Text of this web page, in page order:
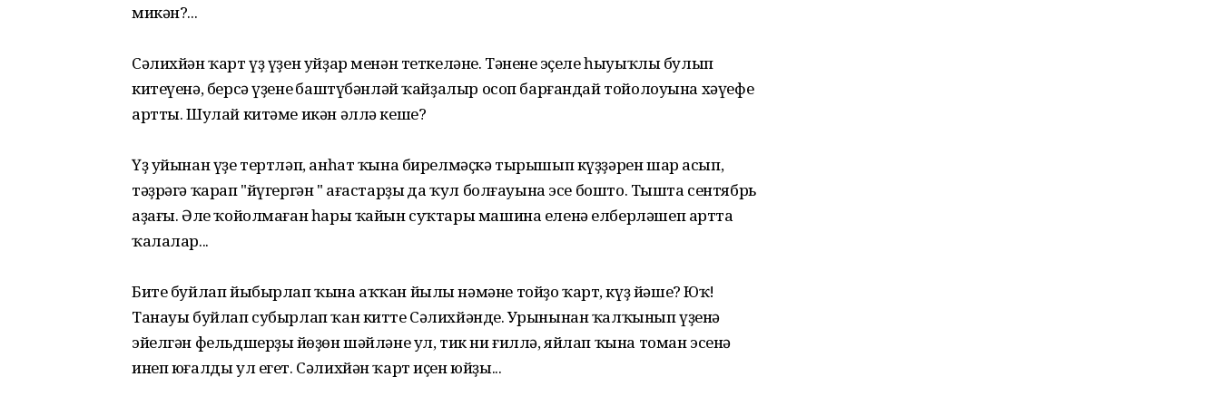
микән?...
Сәлихйән ҡарт үҙ үҙен уйҙар менән теткеләне. Тәненең эҫеле һыуыҡлы булып
китеүенә, берсә үҙенең баштүбәнләй ҡайҙалыр осоп барғандай тойолоуына хәүефе
артты. Шулай китәме икән әллә кеше?
Үҙ уйынан үҙе тертләп, анһат ҡына бирелмәҫкә тырышып күҙҙәрен шар асып,
тәҙрәгә ҡарап "йүгергән " ағастарҙың да ҡул болғауына эсе бошто. Тышта сентябрь
аҙағы. Әле ҡойолмаған һары ҡайын суҡтары машина еленә елберләшеп артта
ҡалалар...
Бите буйлап йыбырлап ҡына аҡҡан йылы нәмәне тойҙо ҡарт, күҙ йәше? Юҡ!
Танауы буйлап субырлап ҡан китте Сәлихйәндең. Урынынан ҡалҡынып үҙенә
эйелгән фельдшерҙың йөҙөн шәйләне ул, тик ни ғиллә, яйлап ҡына томан эсенә
инеп юғалды ул егет. Сәлихйән ҡарт иҫен юйҙы...